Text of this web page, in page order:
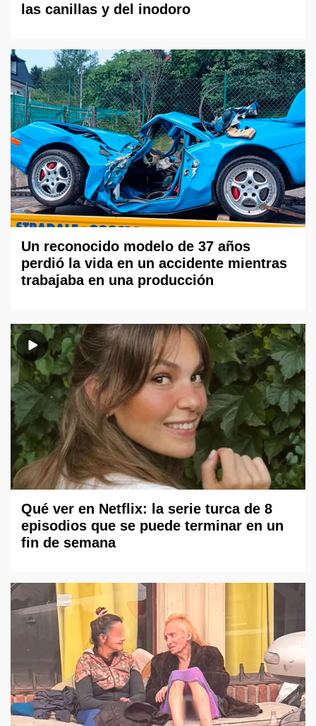
las canillas y del inodoro
Un reconocido modelo de 37 años
perdió la vida en un accidente mientras
trabajaba en una producción
Qué ver en Netflix: la serie turca de 8
episodios que se puede terminar en un
fin de semana